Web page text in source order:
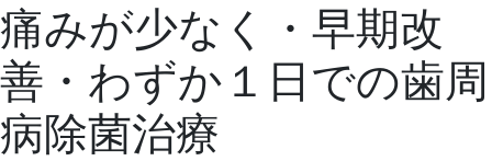
痛みが少なく・早期改
善・わずか１日での歯周
病除菌治療